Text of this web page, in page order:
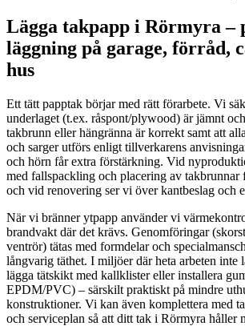
Lägga takpapp i Rörmyra –
läggning på garage, förråd,
hus
Ett tätt papptak börjar med rätt förarbete. Vi
underlaget (t.ex. råspont/plywood) är jämnt
takbrunn eller hängränna är korrekt samt att
och sarger utförs enligt tillverkarens
och hörn får extra förstärkning. Vid
med fallspackling och placering av
och vid renovering ser vi över kantbeslag och
När vi bränner ytpapp använder vi
brandvakt där det krävs. Genomföringar
ventrör) tätas med formdelar och
långvarig täthet. I miljöer där heta arbeten inte
lägga tätskikt med kallklister eller installera
EPDM/PVC) – särskilt praktiskt på mindre
konstruktioner. Vi kan även komplettera med
och serviceplan så att ditt tak i Rörmyra håller